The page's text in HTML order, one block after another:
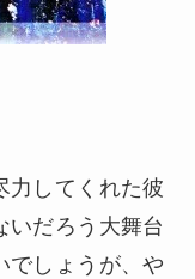
力してくれた彼
いだろう大舞台
でしょうが、や